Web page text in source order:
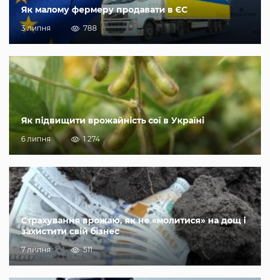
Як малому фермеру продавати в ЄС
3 липня 788
Як підвищити врожайність сої в Україні
6 липня 1 274
Страхування врожаю, як не «молитися» на дощ і
захистити свій бізнес
7 липня 511